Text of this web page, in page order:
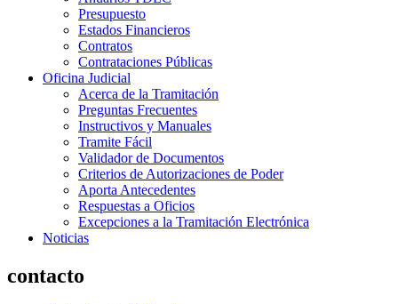
Presupuesto
Estados Financieros
Contratos
Contrataciones Públicas
Oficina Judicial
Acerca de la Tramitación
Preguntas Frecuentes
Instructivos y Manuales
Tramite Fácil
Validador de Documentos
Criterios de Autorizaciones de Poder
Aporta Antecedentes
Respuestas a Oficios
Excepciones a la Tramitación Electrónica
Noticias
contacto